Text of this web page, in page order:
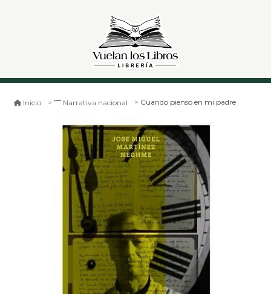
Inicio Narrativa nacional Cuando pienso en mi padre